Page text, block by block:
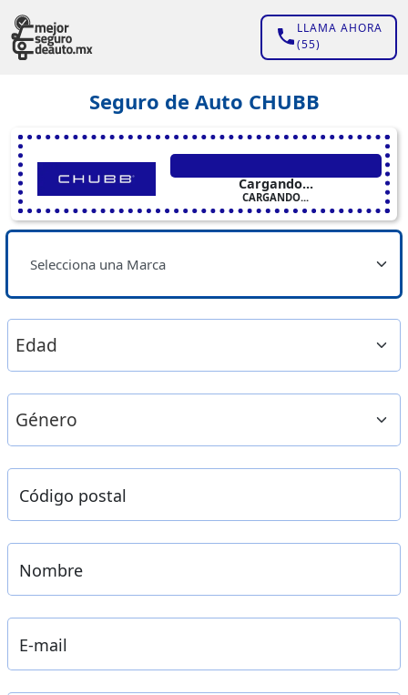
LLAMA AHORA
(55)
Seguro de Auto CHUBB
Cargando...
CARGANDO...
Selecciona una Marca
Código postal
Nombre
E-mail